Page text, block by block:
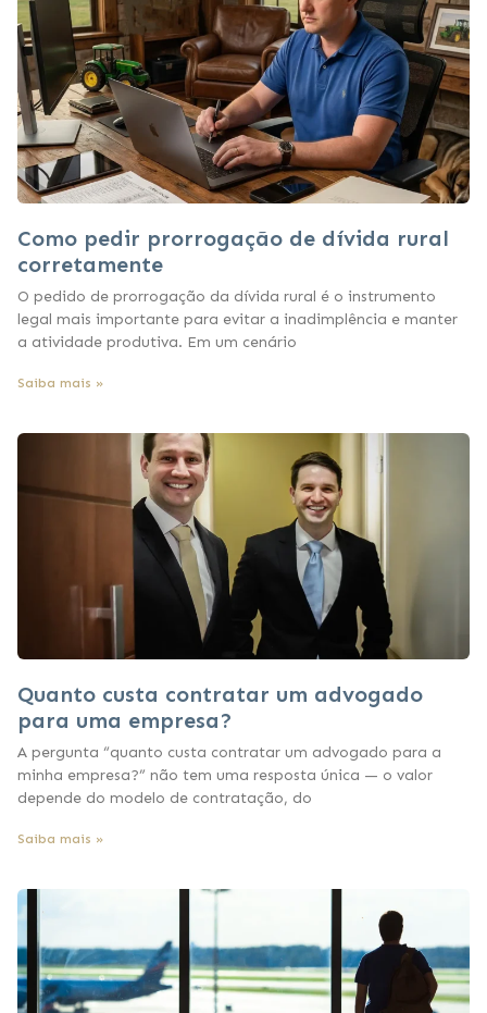
Como pedir prorrogação de dívida rural
corretamente
O pedido de prorrogação da dívida rural é o instrumento
legal mais importante para evitar a inadimplência e manter
a atividade produtiva. Em um cenário
Saiba mais »
Quanto custa contratar um advogado
para uma empresa?
A pergunta “quanto custa contratar um advogado para a
minha empresa?” não tem uma resposta única — o valor
depende do modelo de contratação, do
Saiba mais »